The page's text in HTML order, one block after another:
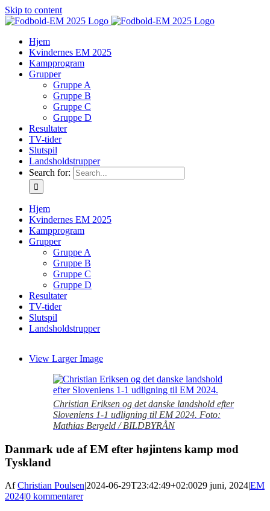
Skip to content
Hjem
Kvindernes EM 2025
Kampprogram
Grupper
Gruppe A
Gruppe B
Gruppe C
Gruppe D
Resultater
TV-tider
Slutspil
Landsholdstrupper
Search for:
Hjem
Kvindernes EM 2025
Kampprogram
Grupper
Gruppe A
Gruppe B
Gruppe C
Gruppe D
Resultater
TV-tider
Slutspil
Landsholdstrupper
View Larger Image
Christian Eriksen og det danske landshold efter
Sloveniens 1-1 udligning til EM 2024. Foto:
Mathias Bergeld / BILDBYRÅN
Danmark ude af EM efter højintens kamp mod
Tyskland
AfChristian Poulsen|2024-06-29T23:42:49+02:0029 juni, 2024|EM
2024|0 kommentarer